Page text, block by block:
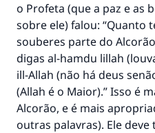
o Profeta (que a paz e as
sobre ele) falou: “Quanto
souberes parte do
digas al-hamdu lillah
ill-Allah (não há deus
(Allah é o Maior).” Isso é
Alcorão, e é mais
outras palavras). Ele